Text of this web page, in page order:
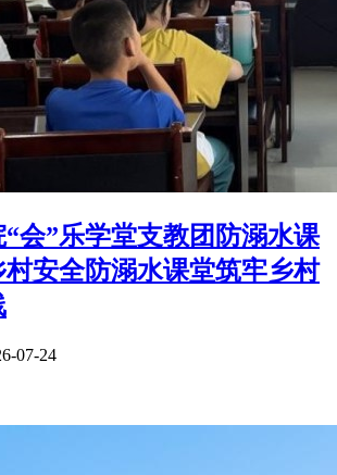
会”乐学堂支教团防溺水课
安全防溺水课堂筑牢乡村
07-24